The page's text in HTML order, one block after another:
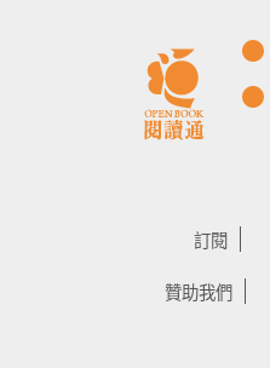
訂閱
贊助我們